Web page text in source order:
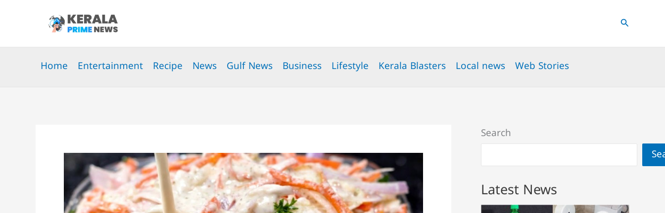
Search
Home Entertainment Recipe News Gulf News Business Lifestyle Kerala Blasters Local news Web Stories
Search
Latest News